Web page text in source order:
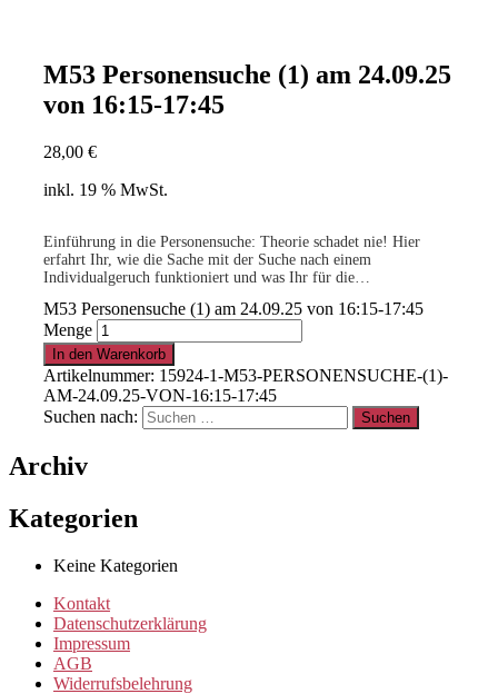
M53 Personensuche (1) am 24.09.25
von 16:15-17:45
28,00 €
inkl. 19 % MwSt.
Einführung in die Personensuche: Theorie schadet nie! Hier
erfahrt Ihr, wie die Sache mit der Suche nach einem
Individualgeruch funktioniert und was Ihr für die
.
15% für Clubmitglieder!Infohier
.
Clubmitglied werden ?
M53 Personensuche (1) am 24.09.25 von 16:15-17:45
Menge
In den Warenkorb
Artikelnummer: 15924-1-M53-PERSONENSUCHE-(1)-
AM-24.09.25-VON-16:15-17:45
Suchen nach:
Archiv
Kategorien
Keine Kategorien
Kontakt
Datenschutzerklärung
Impressum
AGB
Widerrufsbelehrung